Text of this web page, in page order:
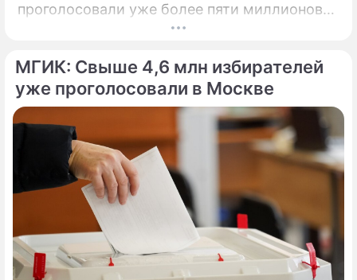
проголосовали уже более пяти миллионов
МГИК: Свыше 4,6 млн избирателей
уже проголосовали в Москве